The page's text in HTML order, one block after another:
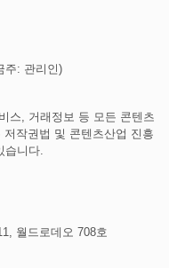
주: 관리인)
스, 거래정보 등 모든 콘텐츠
작권법 및 콘텐츠산업 진흥
니다.
월드로데오 708호